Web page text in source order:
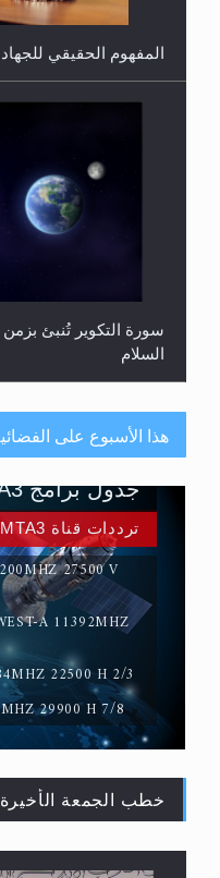
المفهوم الحقيقي
سورة التكوير تُنبئ
السلام
حقيقة المسيح الدجال
هذا الأسبوع على
ترددات قناة MTA3 العربية:
27500 V
A 11392MHZ
22500 H 2/3
29900 H 7/8
جدول برامج MTA3
خطب الجمعة الأخيرة